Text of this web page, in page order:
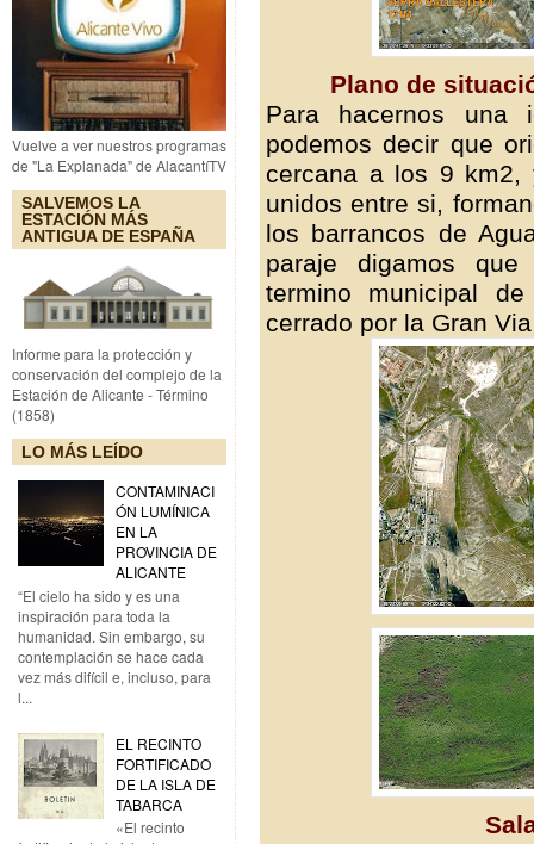
Vuelve a ver nuestros programas
de "La Explanada" de AlacantíTV
SALVEMOS LA
ESTACIÓN MÁS
ANTIGUA DE ESPAÑA
Informe para la protección y
conservación del complejo de la
Estación de Alicante - Término
(1858)
LO MÁS LEÍDO
CONTAMINACI
ÓN LUMÍNICA
EN LA
PROVINCIA DE
ALICANTE
“El cielo ha sido y es una
inspiración para toda la
humanidad. Sin embargo, su
contemplación se hace cada
vez más difícil e, incluso, para
l...
EL RECINTO
FORTIFICADO
DE LA ISLA DE
TABARCA
«El recinto
Plano de
Para hacernos una
podemos decir que
cercana a los 9 km2,
unidos entre si,
los barrancos de
paraje digamos
termino municipal
cerrado por la Gran